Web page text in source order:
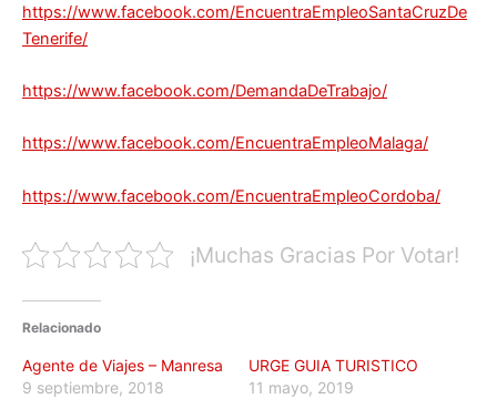
https://www.facebook.com/EncuentraEmpleoSantaCruzDe
Tenerife/
https://www.facebook.com/DemandaDeTrabajo/
https://www.facebook.com/EncuentraEmpleoMalaga/
https://www.facebook.com/EncuentraEmpleoCordoba/
¡Muchas Gracias Por Votar!
Relacionado
Agente de Viajes – Manresa
9 septiembre, 2018
URGE GUIA TURISTICO
11 mayo, 2019